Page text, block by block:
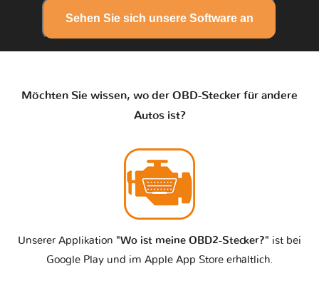
Sehen Sie sich unsere Software an
Möchten Sie wissen, wo der OBD-Stecker für andere
Autos ist?
Unserer Applikation "Wo ist meine OBD2-Stecker?" ist bei
Google Play und im Apple App Store erhältlich.